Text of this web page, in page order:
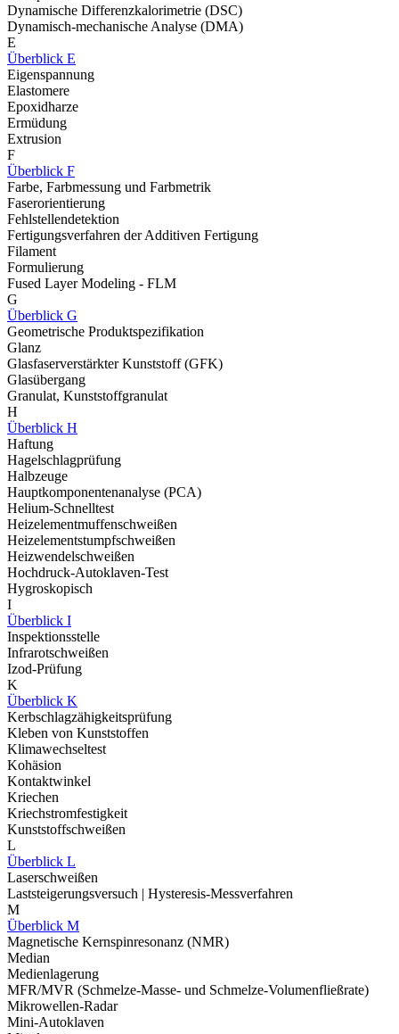
Dynamische Differenzkalorimetrie (DSC)
Dynamisch-mechanische Analyse (DMA)
E
Überblick E
Eigenspannung
Elastomere
Epoxidharze
Ermüdung
Extrusion
F
Überblick F
Farbe, Farbmessung und Farbmetrik
Faserorientierung
Fehlstellendetektion
Fertigungsverfahren der Additiven Fertigung
Filament
Formulierung
Fused Layer Modeling - FLM
G
Überblick G
Geometrische Produktspezifikation
Glanz
Glasfaserverstärkter Kunststoff (GFK)
Glasübergang
Granulat, Kunststoffgranulat
H
Überblick H
Haftung
Hagelschlagprüfung
Halbzeuge
Hauptkomponentenanalyse (PCA)
Helium-Schnelltest
Heizelementmuffenschweißen
Heizelementstumpfschweißen
Heizwendelschweißen
Hochdruck-Autoklaven-Test
Hygroskopisch
I
Überblick I
Inspektionsstelle
Infrarotschweißen
Izod-Prüfung
K
Überblick K
Kerbschlagzähigkeitsprüfung
Kleben von Kunststoffen
Klimawechseltest
Kohäsion
Kontaktwinkel
Kriechen
Kriechstromfestigkeit
Kunststoffschweißen
L
Überblick L
Laserschweißen
Laststeigerungsversuch | Hysteresis-Messverfahren
M
Überblick M
Magnetische Kernspinresonanz (NMR)
Median
Medienlagerung
MFR/MVR (Schmelze-Masse- und Schmelze-Volumenfließrate)
Mikrowellen-Radar
Mini-Autoklaven